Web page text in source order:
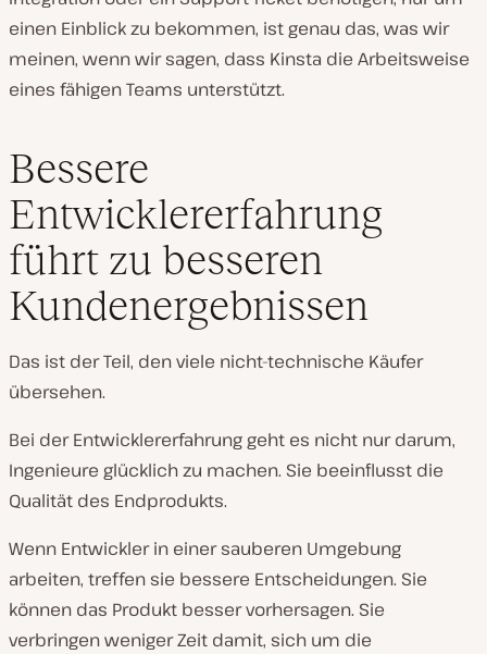
einen Einblick zu bekommen, ist genau das, was wir
meinen, wenn wir sagen, dass Kinsta die Arbeitsweise
eines fähigen Teams unterstützt.
Bessere
Entwicklererfahrung
führt zu besseren
Kundenergebnissen
Das ist der Teil, den viele nicht-technische Käufer
übersehen.
Bei der Entwicklererfahrung geht es nicht nur darum,
Ingenieure glücklich zu machen. Sie beeinflusst die
Qualität des Endprodukts.
Wenn Entwickler in einer sauberen Umgebung
arbeiten, treffen sie bessere Entscheidungen. Sie
können das Produkt besser vorhersagen. Sie
verbringen weniger Zeit damit, sich um die